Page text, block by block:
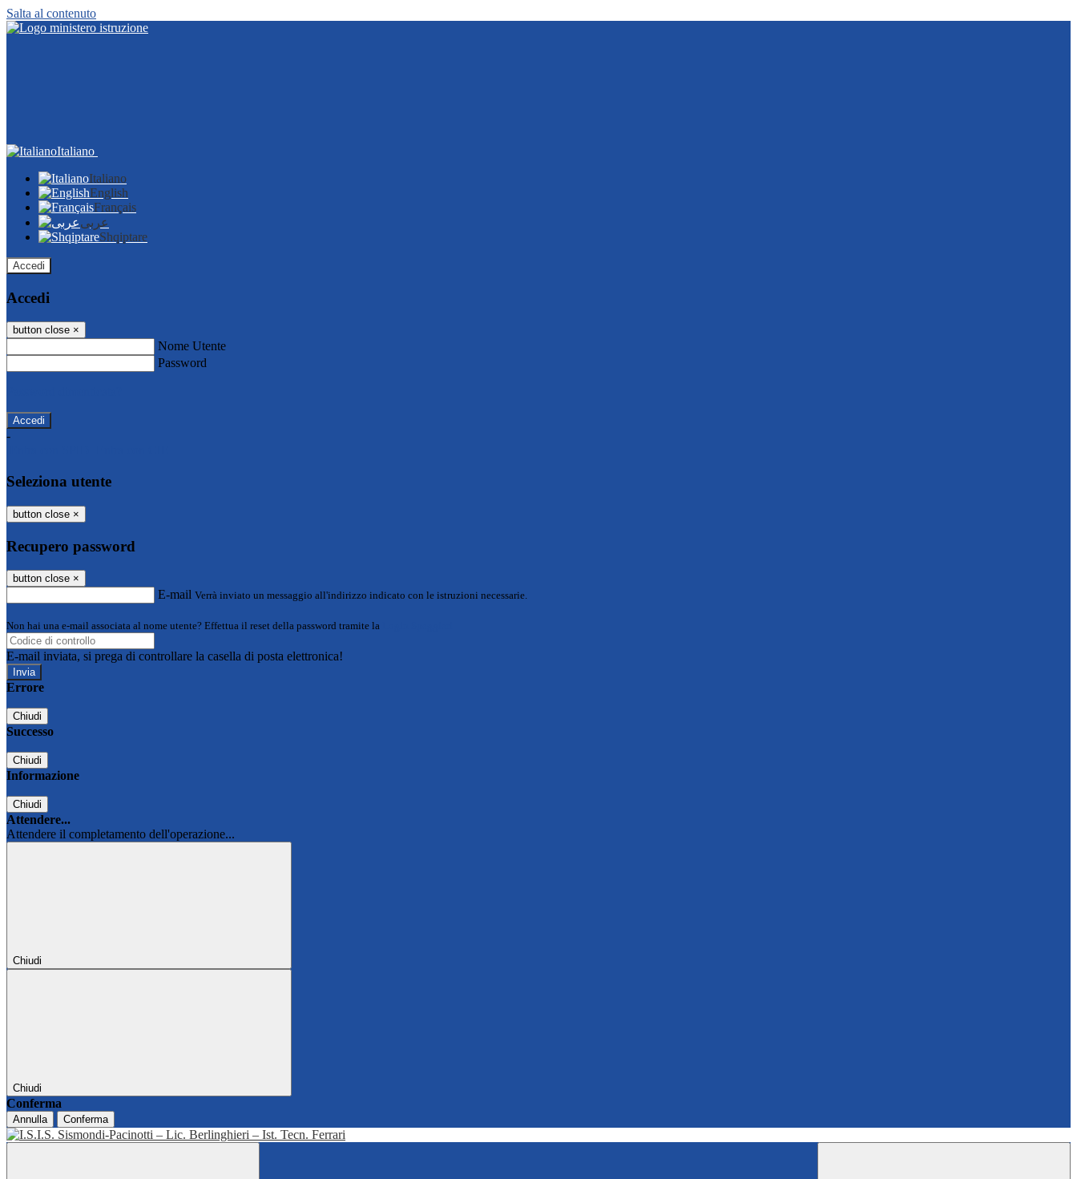
Salta al contenuto
Italiano
Italiano
English
Français
عربى
Shqiptare
Accedi
Accedi
button close ×
Nome Utente
Password
-
Seleziona utente
button close ×
Recupero password
button close ×
E-mail Verrà inviato un messaggio all'indirizzo indicato con le istruzioni necessarie.
Non hai una e-mail associata al nome utente? Effettua il reset della password tramite la
E-mail inviata, si prega di controllare la casella di posta elettronica!
Errore
Chiudi
Successo
Chiudi
Informazione
Chiudi
Attendere...
Attendere il completamento dell'operazione...
Chiudi
Chiudi
Conferma
Annulla Conferma